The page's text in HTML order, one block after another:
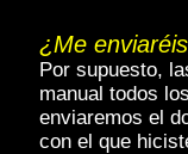
¿Me
Por supuesto,
manual todos
enviaremos el
con el que